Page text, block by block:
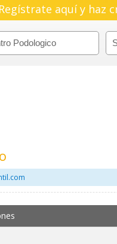
Regístrate aquí y haz